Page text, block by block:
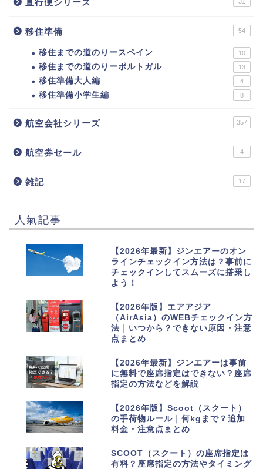
移住準備 54
移住までの道のりースペイン 10
移住までの道のりーポルトガル 13
移住準備大人編 4
移住準備小学生編 8
航空会社シリーズ 357
航空券セール 4
雑記 17
人氣記事
【2026年最新】ジンエアーのオン
ラインチェックイン方法は？事前に
チェックインしてスムーズに搭乗し
よう！
【2026年版】エアアジア
（AirAsia）のWEBチェックイン方
法｜いつから？できない原因・注意
点まとめ
【2026年最新】ジンエアーは事前
に無料で座席指定はできない？座席
指定の方法などを解説
【2026年版】Scoot（スクート）
の手荷物ルール｜何kgまで？追加
料金・注意点まとめ
SCOOT（スクート）の座席指定は
有料？座席指定の方法やタイミング